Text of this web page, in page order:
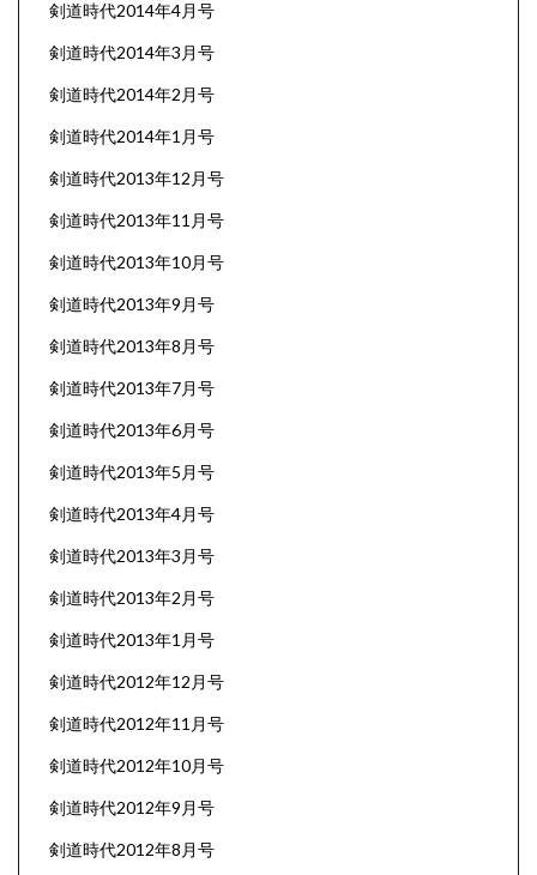
剣道時代2014年4月号
剣道時代2014年3月号
剣道時代2014年2月号
剣道時代2014年1月号
剣道時代2013年12月号
剣道時代2013年11月号
剣道時代2013年10月号
剣道時代2013年9月号
剣道時代2013年8月号
剣道時代2013年7月号
剣道時代2013年6月号
剣道時代2013年5月号
剣道時代2013年4月号
剣道時代2013年3月号
剣道時代2013年2月号
剣道時代2013年1月号
剣道時代2012年12月号
剣道時代2012年11月号
剣道時代2012年10月号
剣道時代2012年9月号
剣道時代2012年8月号